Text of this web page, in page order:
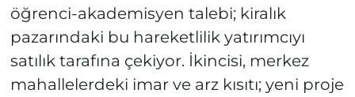
öğrenci-akademisyen talebi; kiralık
pazarındaki bu hareketlilik yatırımcıyı
satılık tarafına çekiyor. İkincisi, merkez
mahallelerdeki imar ve arz kısıtı; yeni proje